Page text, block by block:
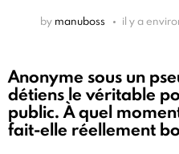
by manuboss il y a
Anonyme sous un
détiens le véritable
public. À quel
fait-elle réellement